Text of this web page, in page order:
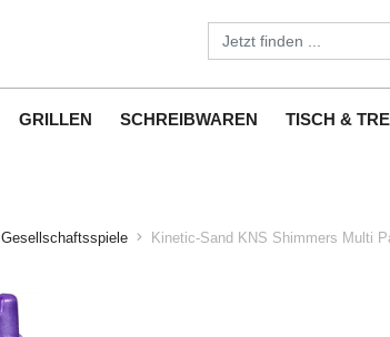
GRILLEN SCHREIBWAREN TISCH &
Gesellschaftsspiele Kinetic-Sand KNS Shimmers Multi